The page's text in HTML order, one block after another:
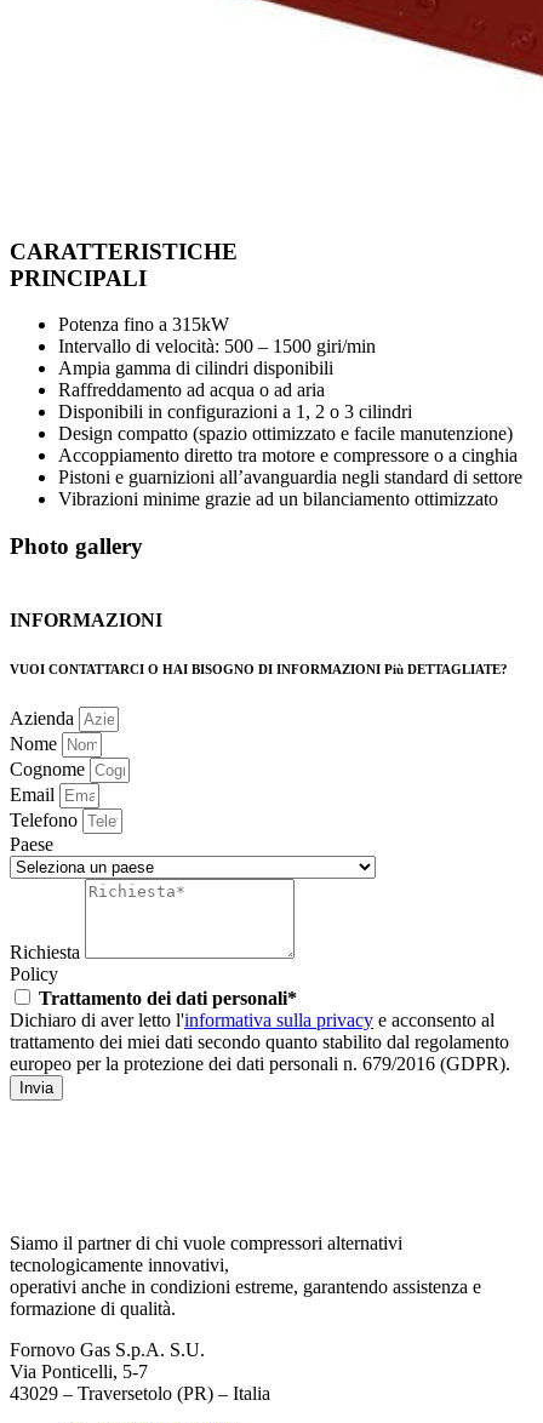
CARATTERISTICHE
PRINCIPALI
Potenza fino a 315kW
Intervallo di velocità: 500 – 1500 giri/min
Ampia gamma di cilindri disponibili
Raffreddamento ad acqua o ad aria
Disponibili in configurazioni a 1, 2 o 3 cilindri
Design compatto (spazio ottimizzato e facile manutenzione)
Accoppiamento diretto tra motore e compressore o a cinghia
Pistoni e guarnizioni all’avanguardia negli standard di settore
Vibrazioni minime grazie ad un bilanciamento ottimizzato
Photo gallery
INFORMAZIONI
VUOI CONTATTARCI O HAI BISOGNO DI INFORMAZIONI Più DETTAGLIATE?
Azienda
Nome
Cognome
Email
Telefono
Paese
Richiesta
Policy
Trattamento dei dati personali*
Dichiaro di aver letto l'informativa sulla privacy e acconsento al
trattamento dei miei dati secondo quanto stabilito dal regolamento
europeo per la protezione dei dati personali n. 679/2016 (GDPR).
Invia
Siamo il partner di chi vuole compressori alternativi
tecnologicamente innovativi,
operativi anche in condizioni estreme, garantendo assistenza e
formazione di qualità.
Fornovo Gas S.p.A. S.U.
Via Ponticelli, 5-7
43029 – Traversetolo (PR) – Italia